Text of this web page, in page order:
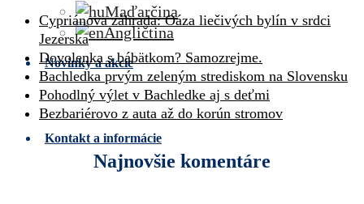
Novinky a akcie
Kontakt a informácie
Maďarčina
Angličtina
Cypriánova záhrada: Oáza liečivých bylín v srdci
Jezerska
Dovolenka s bábätkom? Samozrejme.
Bachledka prvým zeleným strediskom na Slovensku
Pohodlný výlet v Bachledke aj s deťmi
Bezbariérovo z auta až do korún stromov
Najnovšie komentáre